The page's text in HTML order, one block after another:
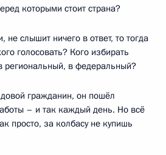
которыми стоит страна?
не слышит ничего в ответ, то тогда
голосовать? Кого избирать
региональный, в федеральный?
гражданин, он пошёл
– и так каждый день. Но всё
просто, за колбасу не купишь